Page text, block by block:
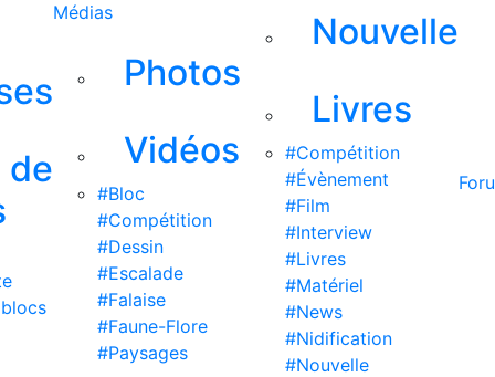
de
Médias
Photos
Vidéos
#Bloc
#Compétition
#Dessin
#Escalade
#Falaise
#Faune-Flore
#Paysages
Nouvelle
Livres
#Compétition
#Évènement
#Film
#Interview
#Livres
#Matériel
#News
#Nidification
#Nouvelle